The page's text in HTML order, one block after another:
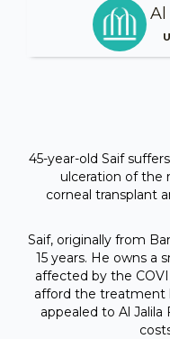
Al
45-year-old Saif
ulceration of the
corneal transplant
Saif, originally from
15 years. He owns a
affected by the
afford the treatment
appealed to Al